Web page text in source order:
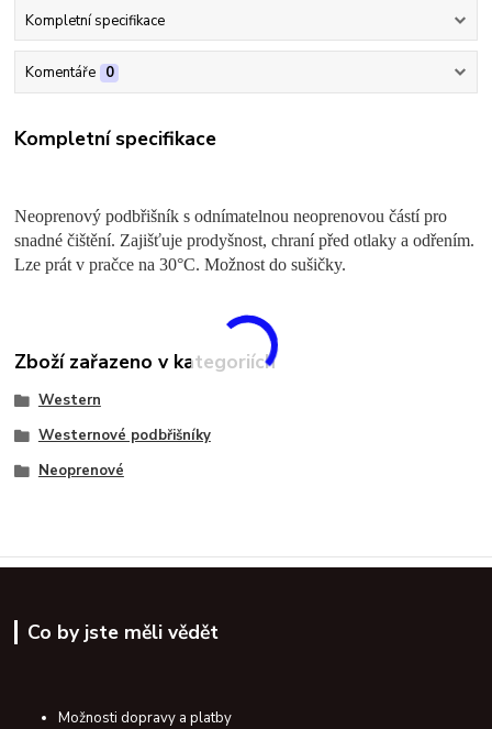
Kompletní specifikace
Komentáře 0
Kompletní specifikace
Neoprenový podbřišník s odnímatelnou neoprenovou částí pro
snadné čištění. Zajišťuje prodyšnost, chraní před otlaky a odřením.
Lze prát v pračce na 30°C. Možnost do sušičky.
Zboží zařazeno v kategoriích
Western
Westernové podbřišníky
Neoprenové
Co by jste měli vědět
Možnosti dopravy a platby